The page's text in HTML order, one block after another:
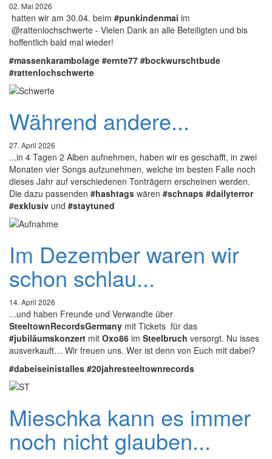
02. Mai 2026
hatten wir am 30.04. beim #punkindenmai im
@rattenlochschwerte - Vielen Dank an alle Beteiligten und bis
hoffentlich bald mal wieder!
#massenkarambolage #ernte77 #bockwurschtbude
#rattenlochschwerte
Während andere...
27. April 2026
...in 4 Tagen 2 Alben aufnehmen, haben wir es geschafft, in zwei
Monaten vier Songs aufzunehmen, welche im besten Falle noch
dieses Jahr auf verschiedenen Tonträgern erscheinen werden.
Die dazu passenden #hashtags wären #schnaps #dailyterror
#exklusiv und #staytuned
Im Dezember waren wir
schon schlau...
14. April 2026
...und haben Freunde und Verwandte über
SteeltownRecordsGermany mit Tickets für das
#jubiläumskonzert mit Oxo86 im Steelbruch versorgt. Nu isses
ausverkauft… Wir freuen uns. Wer ist denn von Euch mit dabei?
#dabeiseinistalles #20jahresteeltownrecords
Mieschka kann es immer
noch nicht glauben...